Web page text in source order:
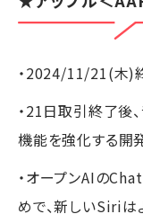
・2024/11/21(木)
・21日取引終了後
機能を強化する開
・オープンAIの
めで、新しいSiriは